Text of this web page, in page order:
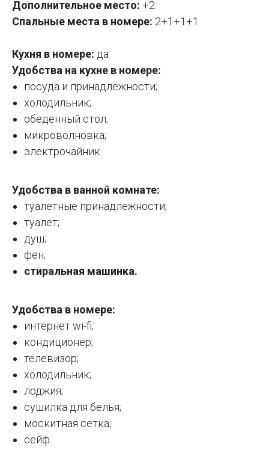
Дополнительное место: +2
Спальные места в номере: 2+1+1+1
Кухня в номере: да
Удобства на кухне в номере:
посуда и принадлежности;
холодильник;
обеденный стол;
микроволновка;
электрочайник
Удобства в ванной комнате:
туалетные принадлежности;
туалет;
душ;
фен;
стиральная машинка.
Удобства в номере:
интернет wi-fi;
кондиционер;
телевизор;
холодильник;
лоджия;
сушилка для белья;
москитная сетка;
сейф.